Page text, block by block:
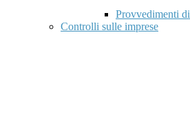
Provvedimenti
Controlli sulle imprese